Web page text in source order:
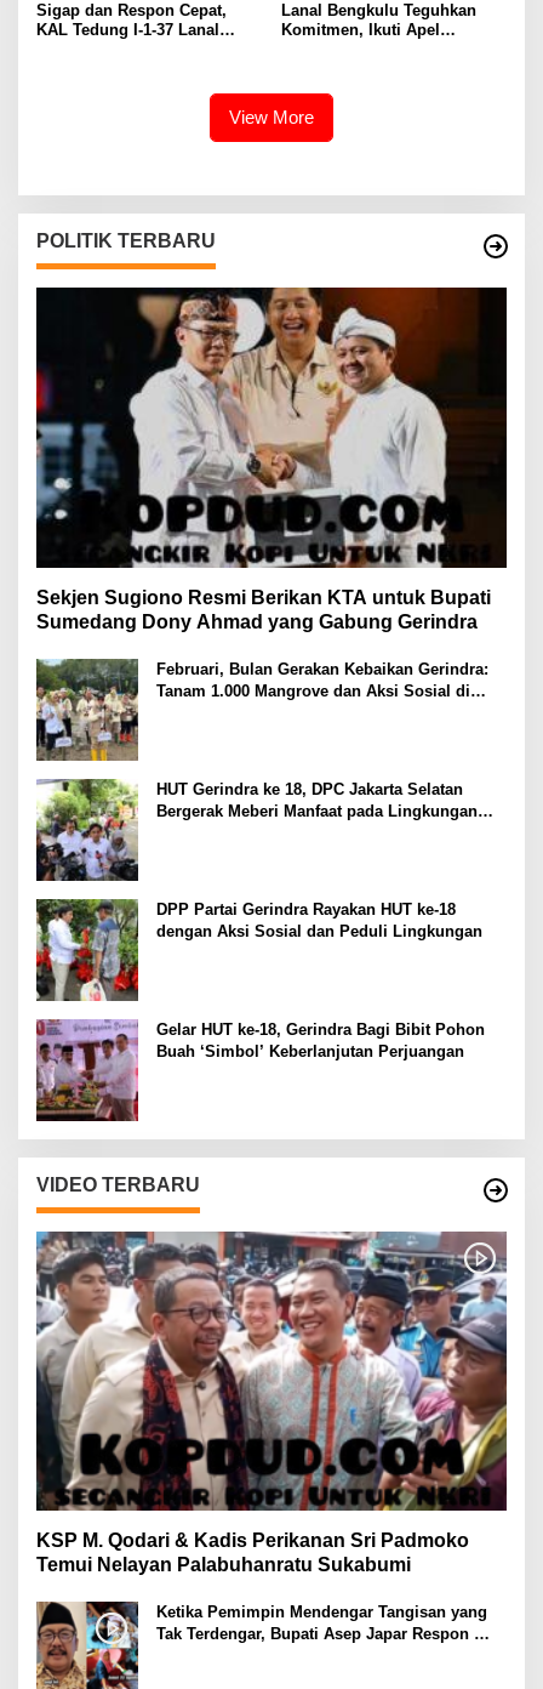
Sigap dan Respon Cepat,
KAL Tedung I-1-37 Lanal
Lanal Bengkulu Teguhkan
Komitmen, Ikuti Apel
View More
POLITIK TERBARU
Sekjen Sugiono Resmi Berikan KTA untuk Bupati
Sumedang Dony Ahmad yang Gabung Gerindra
Februari, Bulan Gerakan Kebaikan Gerindra:
Tanam 1.000 Mangrove dan Aksi Sosial di
HUT Gerindra ke 18, DPC Jakarta Selatan
Bergerak Meberi Manfaat pada Lingkungan
DPP Partai Gerindra Rayakan HUT ke-18
dengan Aksi Sosial dan Peduli Lingkungan
Gelar HUT ke-18, Gerindra Bagi Bibit Pohon
Buah ‘Simbol’ Keberlanjutan Perjuangan
VIDEO TERBARU
KSP M. Qodari & Kadis Perikanan Sri Padmoko
Temui Nelayan Palabuhanratu Sukabumi
Ketika Pemimpin Mendengar Tangisan yang
Tak Terdengar, Bupati Asep Japar Respon